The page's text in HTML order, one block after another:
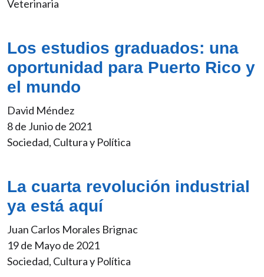
Veterinaria
Los estudios graduados: una
oportunidad para Puerto Rico y
el mundo
David Méndez
8 de Junio de 2021
Sociedad, Cultura y Política
La cuarta revolución industrial
ya está aquí
Juan Carlos Morales Brignac
19 de Mayo de 2021
Sociedad, Cultura y Política